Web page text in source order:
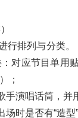
行排列与分类
对应节目单用
；
手演唱话筒，并
时是否有“造